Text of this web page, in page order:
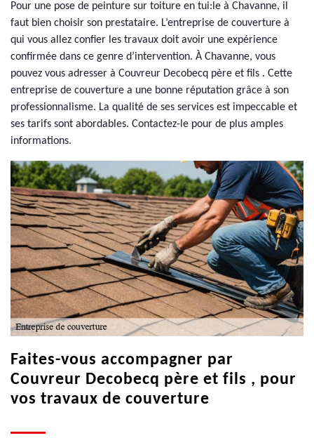
Pour une pose de peinture sur toiture en tui:le à Chavanne, il
faut bien choisir son prestataire. L’entreprise de couverture à
qui vous allez confier les travaux doit avoir une expérience
confirmée dans ce genre d’intervention. À Chavanne, vous
pouvez vous adresser à Couvreur Decobecq père et fils . Cette
entreprise de couverture a une bonne réputation grâce à son
professionnalisme. La qualité de ses services est impeccable et
ses tarifs sont abordables. Contactez-le pour de plus amples
informations.
Faites-vous accompagner par
Couvreur Decobecq père et fils , pour
vos travaux de couverture